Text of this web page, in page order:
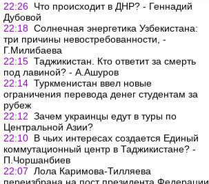
22:26 Что происходит в ДНР? - Геннадий
Дубовой
22:18 Солнечная энергетика Узбекистана:
три причины невостребованности, -
Г.Милибаева
22:15 Таджикистан. Кто ответит за смерть
под лавиной? - А.Ашуров
22:14 Туркменистан ввел новые
ограничения перевода денег студентам за
рубеж
22:12 Зачем украинцы едут в туры по
Центральной Азии?
22:10 В чьих интересах создается Единый
коммутационный центр в Таджикистане? -
П.Чоршанбиев
22:07 Лола Каримова-Тилляева